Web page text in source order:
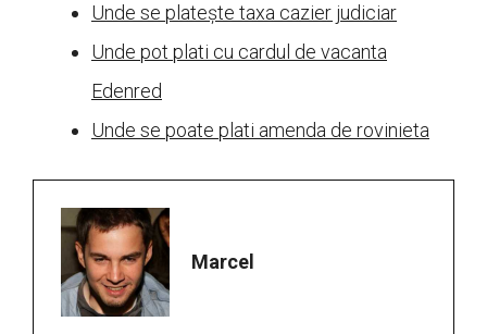
Unde se platește taxa cazier judiciar
Unde pot plati cu cardul de vacanta
Edenred
Unde se poate plati amenda de rovinieta
Marcel